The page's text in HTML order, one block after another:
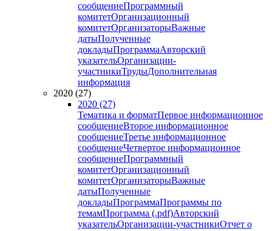
сообщениеПрограммный
комитетОрганизационный
комитетОрганизаторыВажные
датыПолученные
докладыПрограммаАвторский
указательОрганизации-
участникиТрудыДополнительная
информация
2020 (27)
2020 (27)
Тематика и форматПервое информационное
сообщениеВторое информационное
сообщениеТретье информационное
сообщениеЧетвертое информационное
сообщениеПрограммный
комитетОрганизационный
комитетОрганизаторыВажные
датыПолученные
докладыПрограммаПрограммы по
темамПрограмма (.pdf)Авторский
указательОрганизации-участникиОтчет о